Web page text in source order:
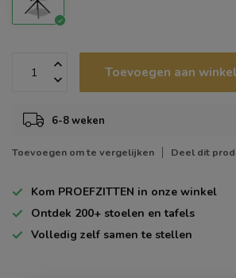
Toevoegen aan
6-8 weken
Toevoegen om te vergelijken Deel dit
Kom PROEFZITTEN in onze winkel
Ontdek 200+ stoelen en tafels
Volledig zelf samen te stellen